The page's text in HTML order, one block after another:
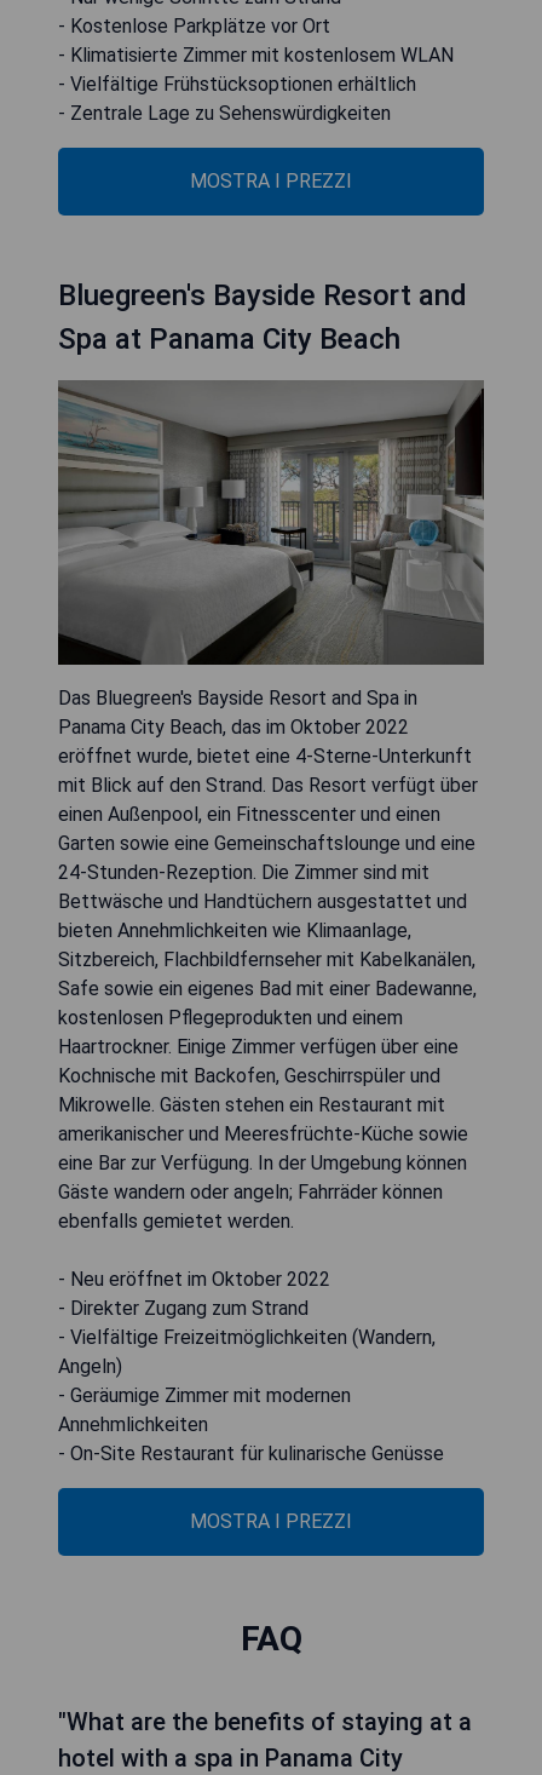
- Kostenlose Parkplätze vor Ort
- Klimatisierte Zimmer mit kostenlosem WLAN
- Vielfältige Frühstücksoptionen erhältlich
- Zentrale Lage zu Sehenswürdigkeiten
MOSTRA I PREZZI
Bluegreen's Bayside Resort and
Spa at Panama City Beach
Das Bluegreen's Bayside Resort and Spa in
Panama City Beach, das im Oktober 2022
eröffnet wurde, bietet eine 4-Sterne-Unterkunft
mit Blick auf den Strand. Das Resort verfügt über
einen Außenpool, ein Fitnesscenter und einen
Garten sowie eine Gemeinschaftslounge und eine
24-Stunden-Rezeption. Die Zimmer sind mit
Bettwäsche und Handtüchern ausgestattet und
bieten Annehmlichkeiten wie Klimaanlage,
Sitzbereich, Flachbildfernseher mit Kabelkanälen,
Safe sowie ein eigenes Bad mit einer Badewanne,
kostenlosen Pflegeprodukten und einem
Haartrockner. Einige Zimmer verfügen über eine
Kochnische mit Backofen, Geschirrspüler und
Mikrowelle. Gästen stehen ein Restaurant mit
amerikanischer und Meeresfrüchte-Küche sowie
eine Bar zur Verfügung. In der Umgebung können
Gäste wandern oder angeln; Fahrräder können
ebenfalls gemietet werden.
- Neu eröffnet im Oktober 2022
- Direkter Zugang zum Strand
- Vielfältige Freizeitmöglichkeiten (Wandern,
Angeln)
- Geräumige Zimmer mit modernen
Annehmlichkeiten
- On-Site Restaurant für kulinarische Genüsse
MOSTRA I PREZZI
FAQ
"What are the benefits of staying at a
hotel with a spa in Panama City